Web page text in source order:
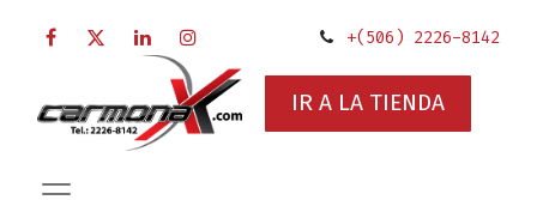
+(506) 2226-8142
IR A LA TIENDA